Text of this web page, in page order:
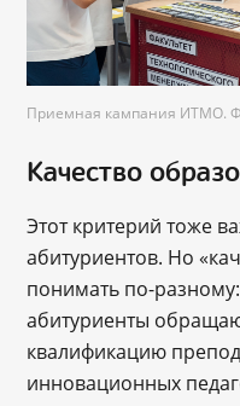
Приемная кампания ИТМО.
Качество
Этот критерий тоже
абитуриентов. Но
понимать по-
абитуриенты
квалификацию
инновационных